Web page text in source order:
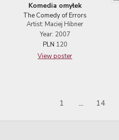
Komedia omyłek
The Comedy of Errors
Artist: Maciej Hibner
Year: 2007
PLN 120
View poster
1 ... 14